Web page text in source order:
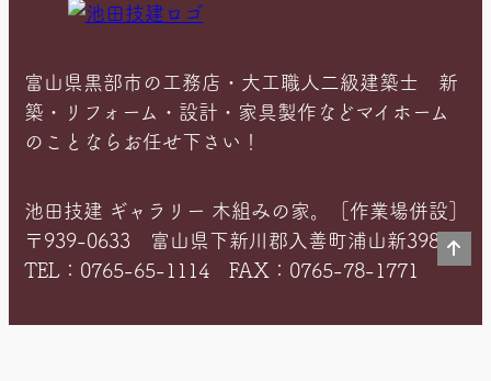
富山県黒部市の工務店・大工職人二級建築士 新
築・リフォーム・設計・家具製作などマイホーム
のことならお任せ下さい！
池田技建 ギャラリー 木組みの家。［作業場併設］
〒939-0633 富山県下新川郡入善町浦山新398-2
TEL：0765-65-1114 FAX：0765-78-1771